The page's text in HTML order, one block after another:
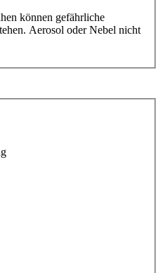
können gefährliche
Aerosol oder Nebel nicht